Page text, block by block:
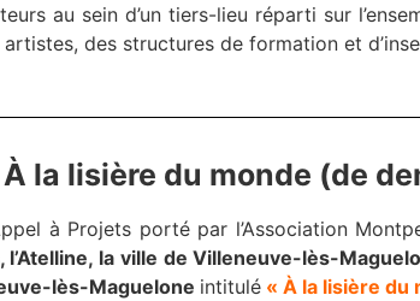
au sein d’un tiers-lieu réparti sur
des structures de formation et
À la lisière du monde (de
à Projets porté par l’Association
, l’Atelline, la ville de Villeneuve-lès-
lès-Maguelone intitulé « À la lisière du